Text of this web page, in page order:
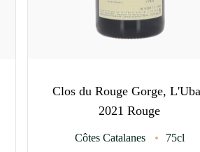
Clos du Rouge Gorge,
2021 Rouge
Côtes Catalanes 75cl